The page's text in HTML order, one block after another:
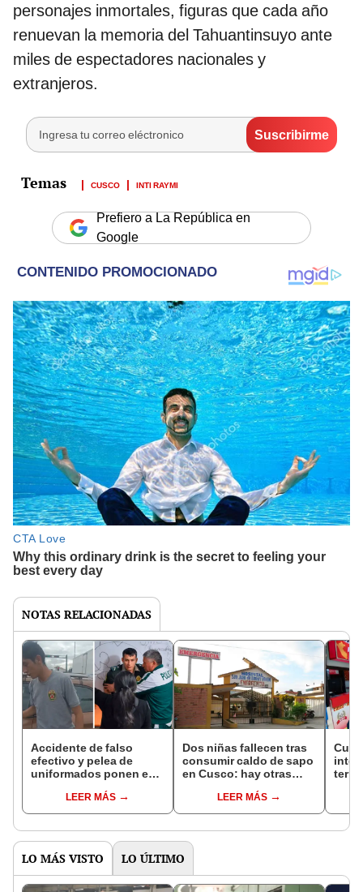
personajes inmortales, figuras que cada año
renuevan la memoria del Tahuantinsuyo ante
miles de espectadores nacionales y
extranjeros.
CUSCO INTI RAYMI
Prefiero a La República en
Google
NOTAS RELACIONADAS
Accidente de falso
efectivo y pelea de
uniformados ponen en
CuscoLEER MÁS
Dos niñas fallecen tras
consumir caldo de sapo
en Cusco: hay otras
hospitalizadas
LEER MÁS
LO MÁS VISTO LO ÚLTIMO